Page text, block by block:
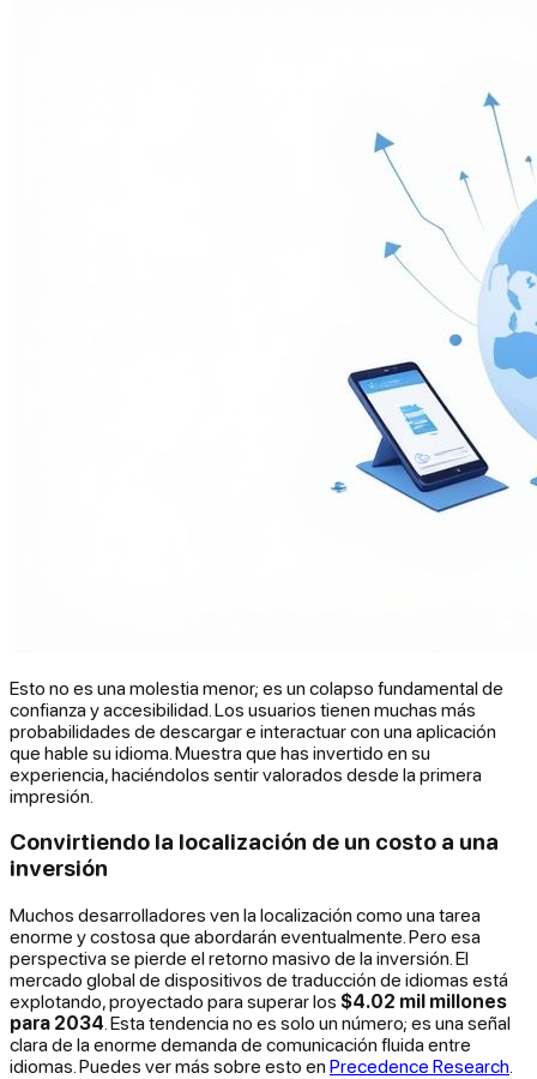
Esto no es una molestia menor; es un colapso fundamental de
confianza y accesibilidad. Los usuarios tienen muchas más
probabilidades de descargar e interactuar con una aplicación
que hable su idioma. Muestra que has invertido en su
experiencia, haciéndolos sentir valorados desde la primera
impresión.
Convirtiendo la localización de un costo a una
inversión
Muchos desarrolladores ven la localización como una tarea
enorme y costosa que abordarán eventualmente. Pero esa
perspectiva se pierde el retorno masivo de la inversión. El
mercado global de dispositivos de traducción de idiomas está
explotando, proyectado para superar los $4.02 mil millones
para 2034 . Esta tendencia no es solo un número; es una señal
clara de la enorme demanda de comunicación fluida entre
idiomas. Puedes ver más sobre esto en Precedence Research